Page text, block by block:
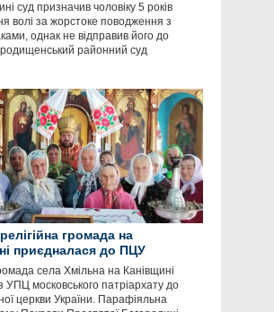
суд призначив чоловіку 5 років
волі за жорстоке поводження з
однак не відправив його до
районний суд
громада на
приєдналася до ПЦУ
села Хмільна на Канівщині
московського патріархату до
церкви України. Парафіяльна